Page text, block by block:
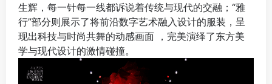
生辉，每一针每一线都诉说着传统与现代的交融；“雅
行”部分则展示了将前沿数字艺术融入设计的服装，呈
现出科技与时尚共舞的动感画面 ，完美演绎了东方美
学与现代设计的激情碰撞。